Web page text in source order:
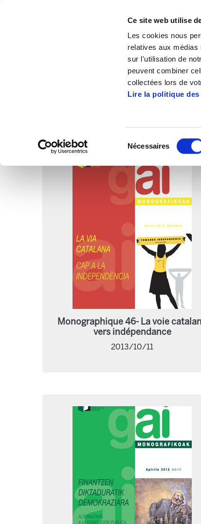
Ce site web utilise
Les cookies nous
relatives aux médias
sur l'utilisation de
peuvent combiner
collectées lors de
Lire la politique des
Nécessaires
Publications Gai
Monographique 46- La voie
vers indépendance
2013/10/11